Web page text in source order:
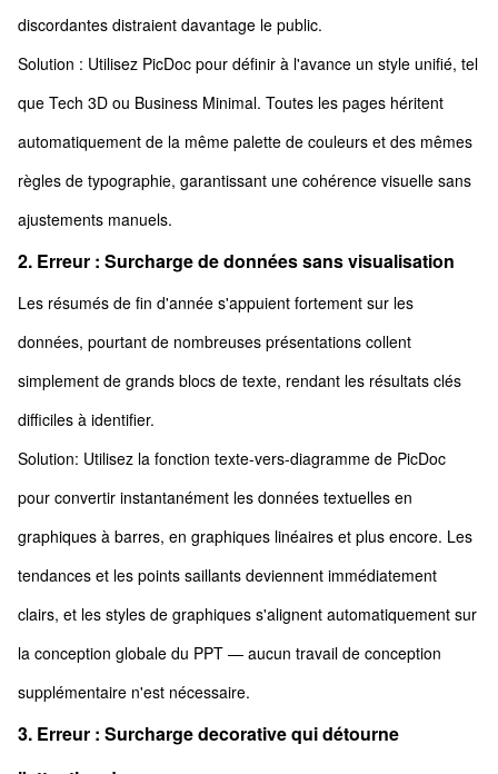
discordantes distraient davantage le public.
Solution : Utilisez PicDoc pour définir à l'avance un style unifié, tel
que Tech 3D ou Business Minimal. Toutes les pages héritent
automatiquement de la même palette de couleurs et des mêmes
règles de typographie, garantissant une cohérence visuelle sans
ajustements manuels.
2. Erreur : Surcharge de données sans visualisation
Les résumés de fin d'année s'appuient fortement sur les
données, pourtant de nombreuses présentations collent
simplement de grands blocs de texte, rendant les résultats clés
difficiles à identifier.
Solution: Utilisez la fonction texte-vers-diagramme de PicDoc
pour convertir instantanément les données textuelles en
graphiques à barres, en graphiques linéaires et plus encore. Les
tendances et les points saillants deviennent immédiatement
clairs, et les styles de graphiques s'alignent automatiquement sur
la conception globale du PPT — aucun travail de conception
supplémentaire n'est nécessaire.
3. Erreur : Surcharge decorative qui détourne